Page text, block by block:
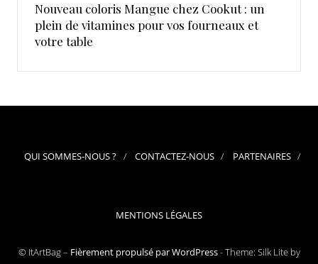
Nouveau coloris Mangue chez Cookut : un
plein de vitamines pour vos fourneaux et
votre table
QUI SOMMES-NOUS ? CONTACTEZ-NOUS PARTENAIRES
MENTIONS LÉGALES
© ItArtBag – Fièrement propulsé par WordPress-Theme: Silk Lite by